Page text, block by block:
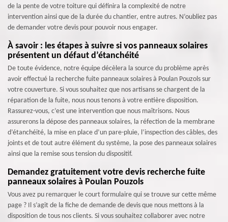
de la pente de votre toiture qui définira la complexité de notre
intervention ainsi que de la durée du chantier, entre autres. N’oubliez pas
de demander votre devis pour pouvoir nous engager.
À savoir : les étapes à suivre si vos panneaux solaires
présentent un défaut d’étanchéité
De toute évidence, notre équipe décèlera la source du problème après
avoir effectué la recherche fuite panneaux solaires à Poulan Pouzols sur
votre couverture. Si vous souhaitez que nos artisans se chargent de la
réparation de la fuite, nous nous tenons à votre entière disposition.
Rassurez-vous, c’est une intervention que nous maîtrisons. Nous
assurerons la dépose des panneaux solaires, la réfection de la membrane
d’étanchéité, la mise en place d’un pare-pluie, l’inspection des câbles, des
joints et de tout autre élément du système, la pose des panneaux solaires
ainsi que la remise sous tension du dispositif.
Demandez gratuitement votre devis recherche fuite
panneaux solaires à Poulan Pouzols
Vous avez pu remarquer le court formulaire qui se trouve sur cette même
page ? Il s’agit de la fiche de demande de devis que nous mettons à la
disposition de tous nos clients. Si vous souhaitez collaborer avec notre